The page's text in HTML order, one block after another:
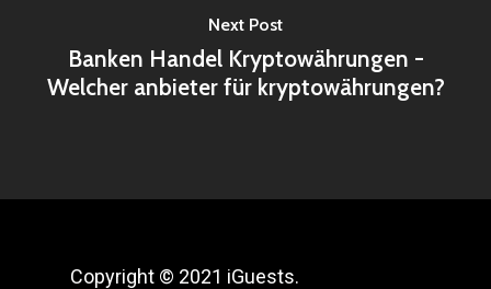
Next Post
Banken Handel Kryptowährungen -
Welcher anbieter für kryptowährungen?
Copyright © 2021 iGuests.